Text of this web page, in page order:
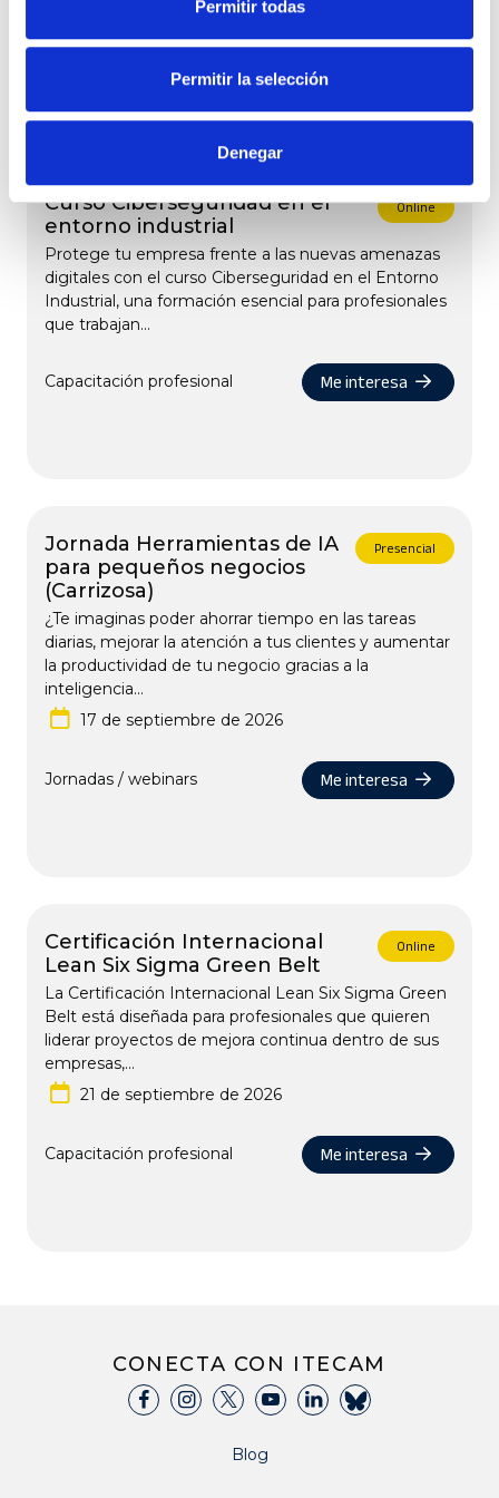
Permitir todas
Permitir la selección
Denegar
OTROS CURSOS, JORNADAS Y WEBINARS
También te puede interesar
Curso Ciberseguridad en el
entorno industrial
Online
Protege tu empresa frente a las nuevas amenazas
digitales con el curso Ciberseguridad en el Entorno
Industrial, una formación esencial para profesionales
que trabajan...
Capacitación profesional Me interesa
Jornada Herramientas de IA
para pequeños negocios
(Carrizosa)
Presencial
¿Te imaginas poder ahorrar tiempo en las tareas
diarias, mejorar la atención a tus clientes y aumentar
la productividad de tu negocio gracias a la
inteligencia...
17 de septiembre de 2026
Jornadas / webinars Me interesa
Certificación Internacional
Lean Six Sigma Green Belt
Online
La Certificación Internacional Lean Six Sigma Green
Belt está diseñada para profesionales que quieren
liderar proyectos de mejora continua dentro de sus
empresas,...
21 de septiembre de 2026
Capacitación profesional Me interesa
CONECTA CON ITECAM
Blog